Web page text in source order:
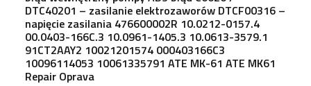
DTC40201 – zasilanie elektrozaworów DTCF00316 –
napięcie zasilania 476600002R 10.0212-0157.4
00.0403-166C.3 10.0961-1405.3 10.0613-3579.1
91CT2AAY2 10021201574 000403166C3
10096114053 10061335791 ATE MK-61 ATE MK61
Repair Oprava